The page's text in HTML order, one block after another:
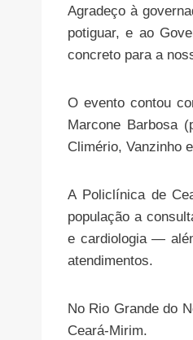
Agradeço à
potiguar, e ao
concreto para a
O evento contou
Marcone Barbosa
Climério, Vanzinho
A Policlínica de
população a
e cardiologia —
atendimentos.
No Rio Grande do
Ceará-Mirim.